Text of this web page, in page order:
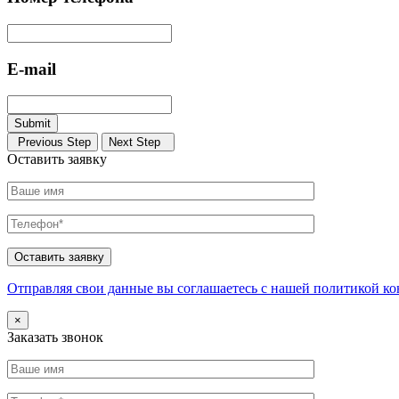
E-mail
Submit
Previous Step
Next Step
Оставить заявку
Отправляя свои данные вы соглашаетесь с нашей политикой
×
Заказать звонок